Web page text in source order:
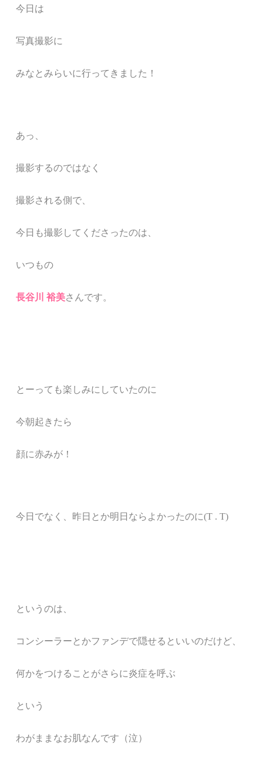
今 日は
写真撮影に
みなとみらいに行ってきました！
あっ、
撮影するのではなく
撮影される側で、
今日も撮影してくださったのは、
いつもの
長谷川 裕美さんです。
とーっても楽しみにしていたのに
今朝起きたら
顔に赤みが！
今日でなく、 昨日とか明日ならよかったのに(T . T)
というのは、
コンシーラーとかファンデで隠せるといいのだけど、
何かをつけることがさらに炎症を呼ぶ
という
わがままなお肌なんです（泣）